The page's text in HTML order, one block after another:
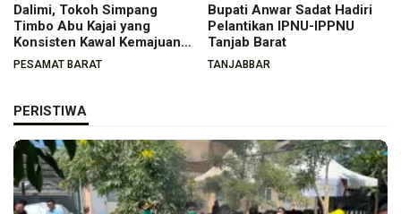
Dalimi, Tokoh Simpang
Timbo Abu Kajai yang
Konsisten Kawal Kemajuan
Nagari
PESAMAT BARAT
Bupati Anwar Sadat Hadiri
Pelantikan IPNU-IPPNU
Tanjab Barat
TANJABBAR
PERISTIWA